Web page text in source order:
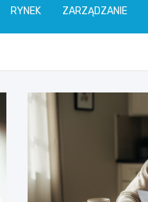
RYNEK ZARZĄDZANIE